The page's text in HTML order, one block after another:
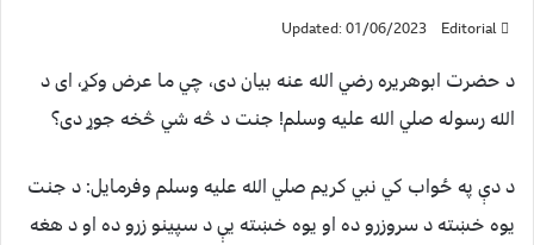
Editorial
Updated: 01/06/2023
د حضرت ابوهریره رضي الله عنه بیان دی، چي ما عرض وکړ، ای د
الله رسوله صلي الله علیه وسلم! جنت د څه شي څخه جوړ دی؟
د دې په ځواب کي نبي کریم صلي الله علیه وسلم وفرمایل: د جنت
یوه خښته د سروزرو ده او یوه خښته یې د سپینو زرو ده او د هغه